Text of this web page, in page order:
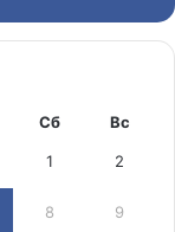
Сб Вс
1 2
8 9